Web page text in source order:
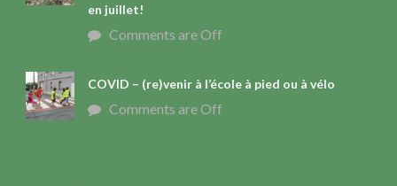
en juillet!
Comments are Off
COVID – (re)venir à l’école à pied ou à vélo
Comments are Off